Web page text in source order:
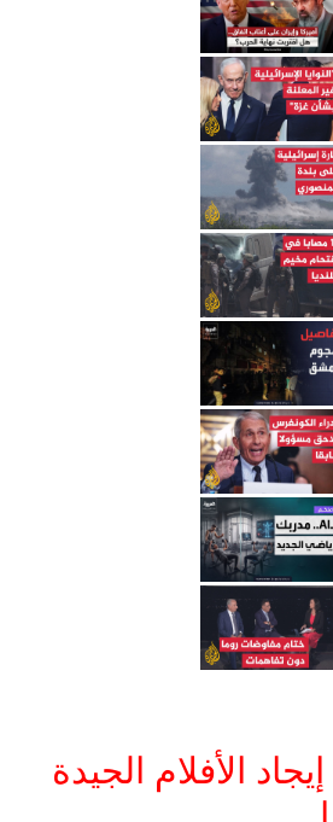
الأفلام الجيدة